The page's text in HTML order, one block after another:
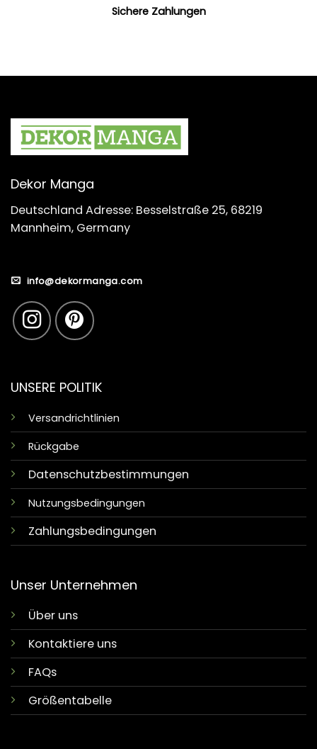
Sichere Zahlungen
Dekor Manga
Deutschland Adresse: Besselstraße 25, 68219
Mannheim, Germany
info@dekormanga.com
UNSERE POLITIK
Versandrichtlinien
Rückgabe
Datenschutzbestimmungen
Nutzungsbedingungen
Zahlungsbedingungen
Unser Unternehmen
Über uns
Kontaktiere uns
FAQs
Größentabelle